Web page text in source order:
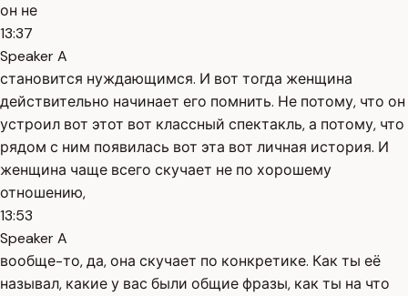
он не
13:37
Speaker A
становится нуждающимся. И вот тогда женщина
действительно начинает его помнить. Не потому, что он
устроил вот этот вот классный спектакль, а потому, что
рядом с ним появилась вот эта вот личная история. И
женщина чаще всего скучает не по хорошему
отношению,
13:53
Speaker A
вообще-то, да, она скучает по конкретике. Как ты её
называл, какие у вас были общие фразы, как ты на что